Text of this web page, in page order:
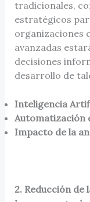
tradicionales,
estratégicos
organizaciones
avanzadas
decisiones
desarrollo de
Inteligencia
Automatización
Impacto de la
2. Reducción de